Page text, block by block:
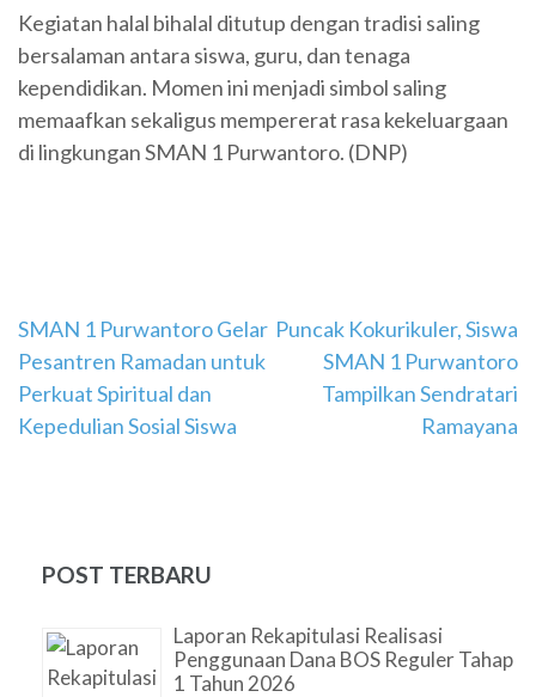
Kegiatan halal bihalal ditutup dengan tradisi saling
bersalaman antara siswa, guru, dan tenaga
kependidikan. Momen ini menjadi simbol saling
memaafkan sekaligus mempererat rasa kekeluargaan
di lingkungan SMAN 1 Purwantoro. (DNP)
Navigasi
pos
SMAN 1 Purwantoro Gelar
Pesantren Ramadan untuk
Perkuat Spiritual dan
Kepedulian Sosial Siswa
Puncak Kokurikuler, Siswa
SMAN 1 Purwantoro
Tampilkan Sendratari
Ramayana
POST TERBARU
Laporan Rekapitulasi Realisasi
Penggunaan Dana BOS Reguler Tahap
1 Tahun 2026